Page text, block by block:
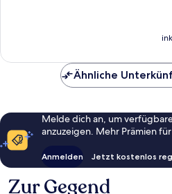
Ähnliche
Melde dich an, um
anzuzeigen. Mehr Prämien
Anmelden Jetzt kostenlos
Zur Gegend